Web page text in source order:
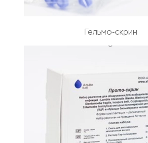
Гельмо-скрин